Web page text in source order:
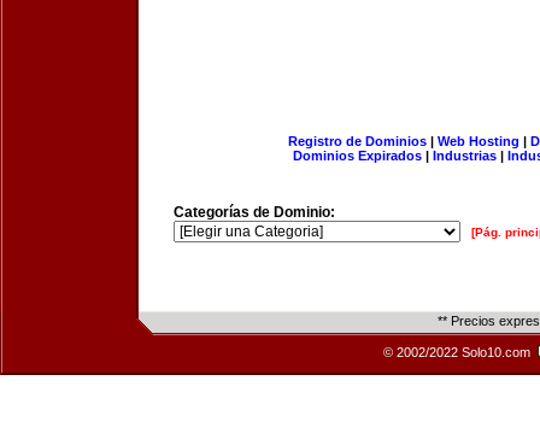
Registro de Dominios| Web Hosting |
Dominios Expirados | Industrias |
Categorías de Dominio:
[Pág.
** Precios
© 2002/2022 Solo10.com